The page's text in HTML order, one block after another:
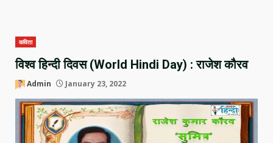
कविता
विश्व हिन्दी दिवस (World Hindi Day) : राजेश कौरव
Admin January 23, 2022